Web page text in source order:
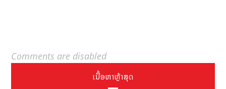
Comments are disabled
ເນື້ອຫາຫຼ້າສຸດ